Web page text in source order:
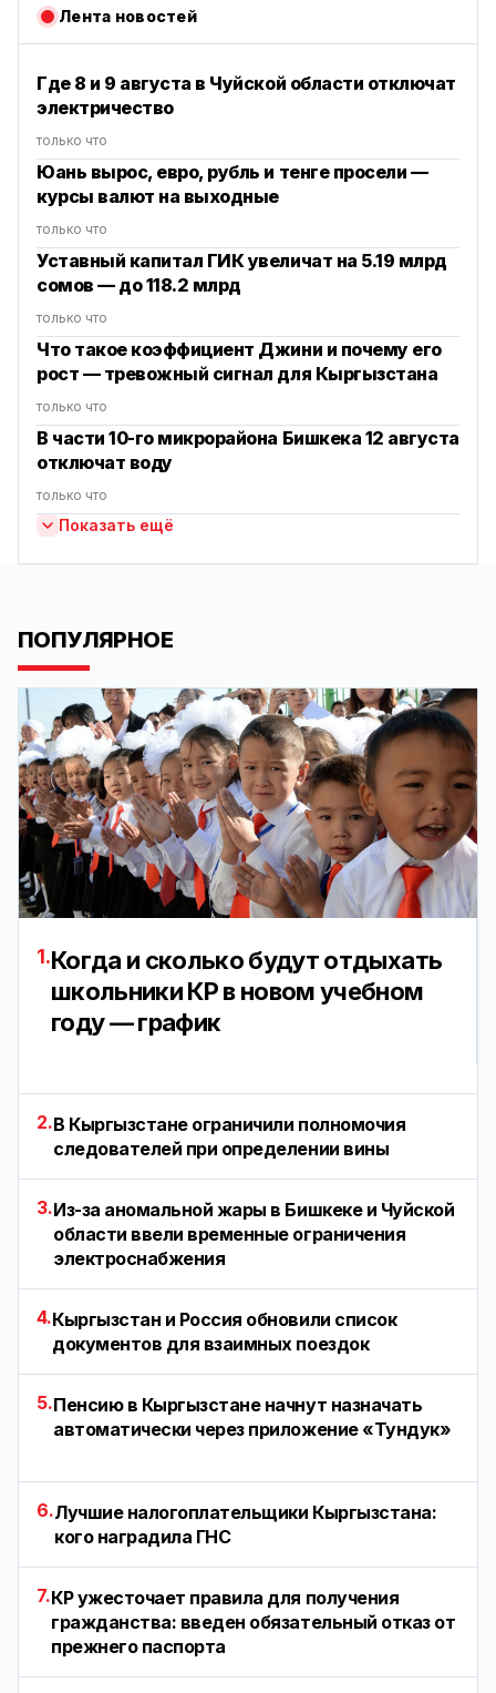
Лента новостей
Где 8 и 9 августа в Чуйской области отключат
электричество
только что
Юань вырос, евро, рубль и тенге просели —
курсы валют на выходные
только что
Уставный капитал ГИК увеличат на 5.19 млрд
сомов — до 118.2 млрд
только что
Что такое коэффициент Джини и почему его
рост — тревожный сигнал для Кыргызстана
только что
В части 10-го микрорайона Бишкека 12 августа
отключат воду
только что
Показать ещё
ПОПУЛЯРНОЕ
1.Когда и сколько будут отдыхать
школьники КР в новом учебном
году — график
2.В Кыргызстане ограничили полномочия
следователей при определении вины
3.Из-за аномальной жары в Бишкеке и Чуйской
области ввели временные ограничения
электроснабжения
4.Кыргызстан и Россия обновили список
документов для взаимных поездок
5.Пенсию в Кыргызстане начнут назначать
автоматически через приложение «Тундук»
6.Лучшие налогоплательщики Кыргызстана:
кого наградила ГНС
7.КР ужесточает правила для получения
гражданства: введен обязательный отказ от
прежнего паспорта